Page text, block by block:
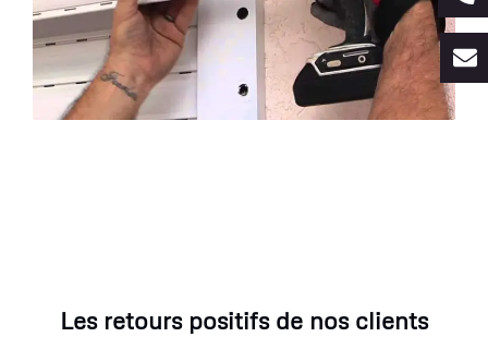
Les retours positifs de nos clients